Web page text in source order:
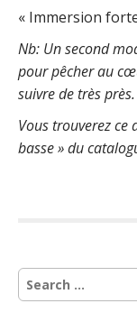
« Immersion
Nb: Un second
pour pêcher au
suivre de très près.
Vous trouverez ce
basse » du
S
e